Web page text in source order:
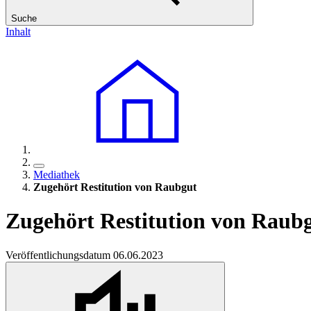
Suche
Inhalt
Mediathek
Zugehört Restitution von Raubgut
Zugehört Restitution von
Veröffentlichungsdatum 06.06.2023